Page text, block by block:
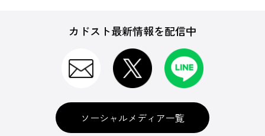
カドスト最新情報を配信中
ソーシャルメディア一覧